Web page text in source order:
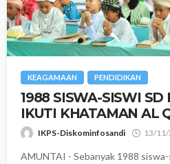
KEAGAMAAN PENDIDIKAN
1988 SISWA-SISWI SD
IKUTI KHATAMAN AL
IKPS-Diskominfosandi 13/
AMUNTAI - Sebanyak 1988